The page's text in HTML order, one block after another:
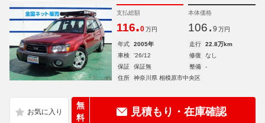
支払総額
116.0 万円
本体価格
106. 9 万円
年式 2005年 走行
22.8万km
車検
'26/12 修復
なし
保証
保証無 整備
-
住所
神奈川県 相模原市中央区
無
料
見積もり・在庫確認